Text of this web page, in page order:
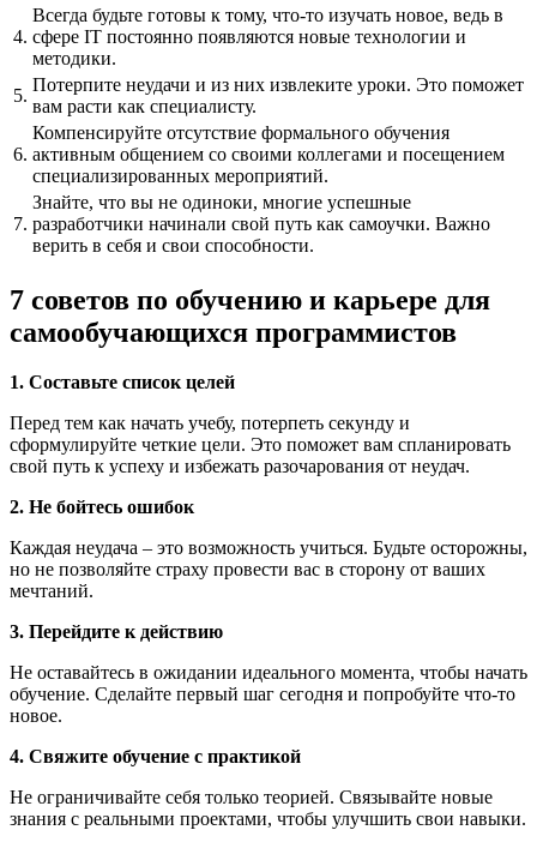
4.
Всегда будьте готовы к тому, что-то изучать новое, ведь в
сфере IT постоянно появляются новые технологии и
методики.
5.
Потерпите неудачи и из них извлеките уроки. Это поможет
вам расти как специалисту.
6.
Компенсируйте отсутствие формального обучения
активным общением со своими коллегами и посещением
специализированных мероприятий.
7.
Знайте, что вы не одиноки, многие успешные
разработчики начинали свой путь как самоучки. Важно
верить в себя и свои способности.
7 советов по обучению и карьере для
самообучающихся программистов
1. Составьте список целей
Перед тем как начать учебу, потерпеть секунду и
сформулируйте четкие цели. Это поможет вам спланировать
свой путь к успеху и избежать разочарования от неудач.
2. Не бойтесь ошибок
Каждая неудача – это возможность учиться. Будьте осторожны,
но не позволяйте страху провести вас в сторону от ваших
мечтаний.
3. Перейдите к действию
Не оставайтесь в ожидании идеального момента, чтобы начать
обучение. Сделайте первый шаг сегодня и попробуйте что-то
новое.
4. Свяжите обучение с практикой
Не ограничивайте себя только теорией. Связывайте новые
знания с реальными проектами, чтобы улучшить свои навыки.